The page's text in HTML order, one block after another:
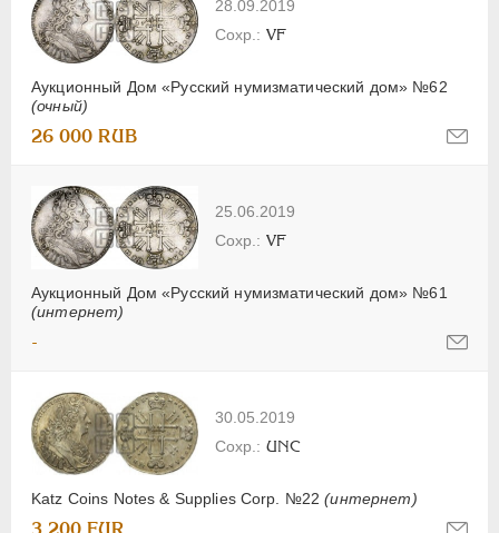
28.09.2019
Аукционный Дом «Русский нумизматический дом» №62
(очный)
VF
26 000 RUB
25.06.2019
Аукционный Дом «Русский нумизматический дом» №61
(интернет)
VF
-
30.05.2019
Katz Coins Notes & Supplies Corp. №22(интернет)
UNC